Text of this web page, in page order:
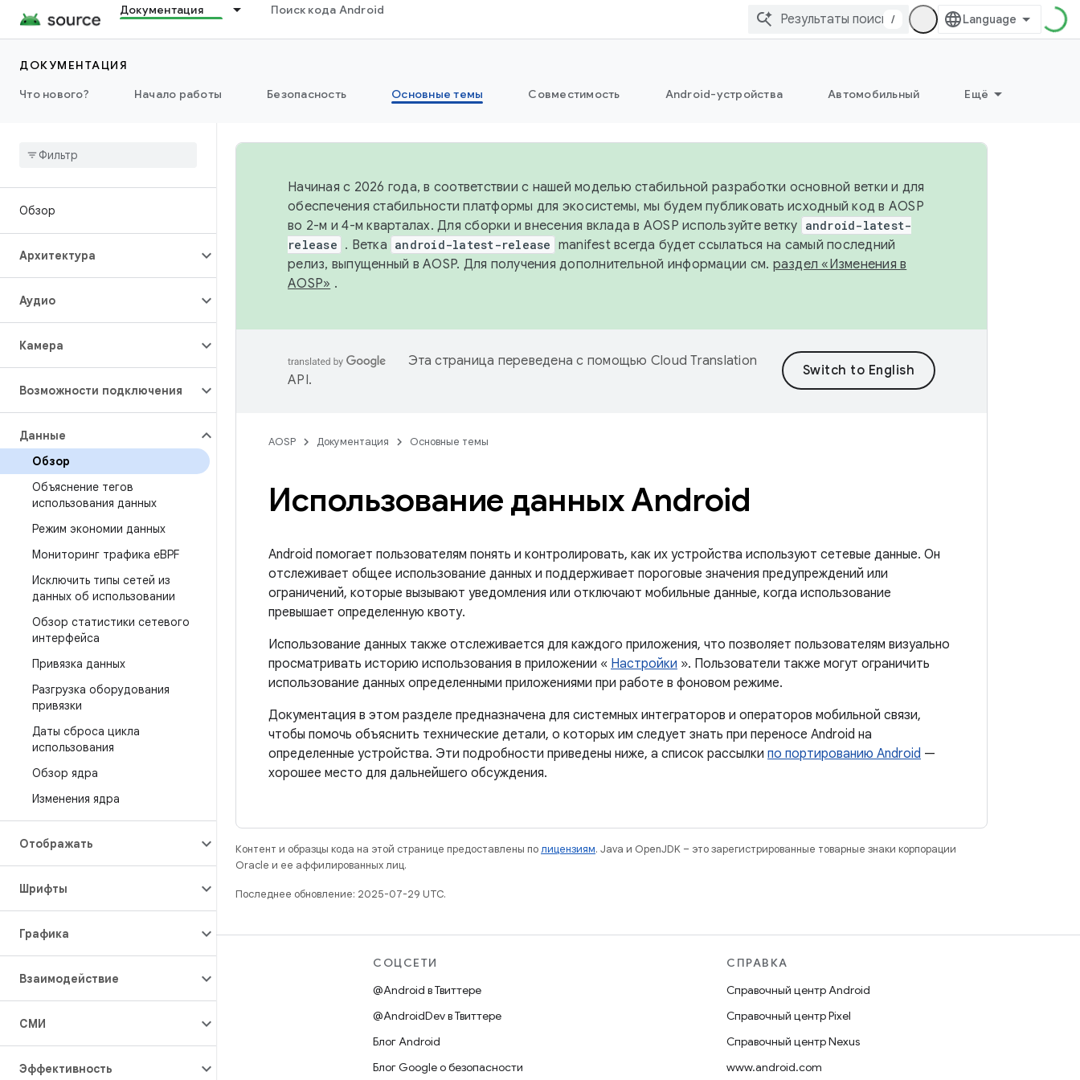
Документация Поиск кода Android
/
ДОКУМЕНТАЦИЯ
Что нового?
Начало работы Безопасность Основные темы Совместимость Android-устройства Автомобильный Ещё
Обзор
Архитектура
Аудио
Камера
Возможности подключения
Данные
Обзор
Объяснение тегов
использования данных
Режим экономии данных
Мониторинг трафика eBPF
Исключить типы сетей из
данных об использовании
Обзор статистики сетевого
интерфейса
Привязка данных
Разгрузка оборудования
привязки
Даты сброса цикла
использования
Обзор ядра
Изменения ядра
Отображать
Шрифты
Графика
Взаимодействие
СМИ
Эффективность
Начиная с 2026 года, в соответствии с нашей моделью стабильной разработки основной ветки и для
обеспечения стабильности платформы для экосистемы, мы будем публиковать исходный код в AOSP
во 2-м и 4-м кварталах. Для сборки и внесения вклада в AOSP используйте ветку android-latest-
release . Ветка android-latest-release manifest всегда будет ссылаться на самый последний
релиз, выпущенный в AOSP. Для получения дополнительной информации см. раздел «Изменения в
AOSP» .
Эта страница переведена с помощью Cloud Translation
API.
AOSP Документация Основные темы
Использование данных Android
Android помогает пользователям понять и контролировать, как их устройства используют сетевые данные. Он
отслеживает общее использование данных и поддерживает пороговые значения предупреждений или
ограничений, которые вызывают уведомления или отключают мобильные данные, когда использование
превышает определенную квоту.
Использование данных также отслеживается для каждого приложения, что позволяет пользователям визуально
просматривать историю использования в приложении « Настройки ». Пользователи также могут ограничить
использование данных определенными приложениями при работе в фоновом режиме.
Документация в этом разделе предназначена для системных интеграторов и операторов мобильной связи,
чтобы помочь объяснить технические детали, о которых им следует знать при переносе Android на
определенные устройства. Эти подробности приведены ниже, а список рассылки по портированию Android —
хорошее место для дальнейшего обсуждения.
Контент и образцы кода на этой странице предоставлены полицензиям. Java и OpenJDK – это зарегистрированные товарные знаки корпорации
Oracle и ее аффилированных лиц.
Последнее обновление: 2025-07-29 UTC.
Хранилище Android Repository
Требования
Предпросмотр исполняемых файлов
СОЦСЕТИ
@Android в Твиттере
@AndroidDev в Твиттере
Блог Android
Блог Google о безопасности
СПРАВКА
Справочный центр Android
Справочный центр Pixel
Справочный центр Nexus
www.android.com